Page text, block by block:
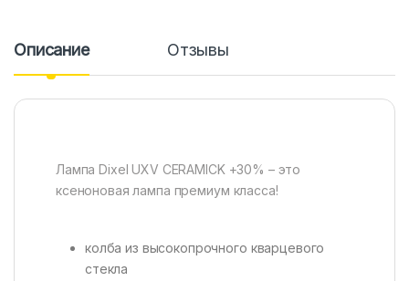
Описание Отзывы
Лампа Dixel UXV CERAMICK +30% – это
ксеноновая лампа премиум класса!
колба из высокопрочного кварцевого
стекла